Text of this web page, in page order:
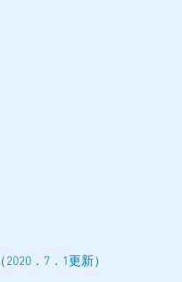
（2020．7．1更新）